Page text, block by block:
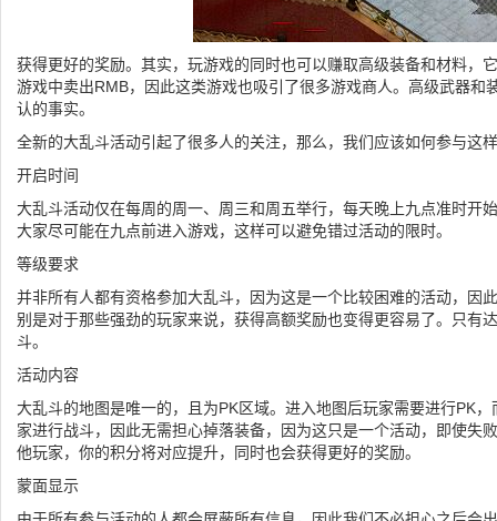
获得更好的奖励。其实，玩游戏的同时也可以赚取高级装备和材料，
游戏中卖出RMB，因此这类游戏也吸引了很多游戏商人。高级武器和
认的事实。
全新的大乱斗活动引起了很多人的关注，那么，我们应该如何参与这
开启时间
大乱斗活动仅在每周的周一、周三和周五举行，每天晚上九点准时开
大家尽可能在九点前进入游戏，这样可以避免错过活动的限时。
等级要求
并非所有人都有资格参加大乱斗，因为这是一个比较困难的活动，因
别是对于那些强劲的玩家来说，获得高额奖励也变得更容易了。只有
斗。
活动内容
大乱斗的地图是唯一的，且为PK区域。进入地图后玩家需要进行PK
家进行战斗，因此无需担心掉落装备，因为这只是一个活动，即使失
他玩家，你的积分将对应提升，同时也会获得更好的奖励。
蒙面显示